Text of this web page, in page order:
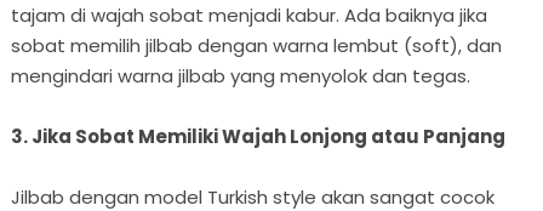
tajam di wajah sobat menjadi kabur. Ada baiknya jika
sobat memilih jilbab dengan warna lembut (soft), dan
mengindari warna jilbab yang menyolok dan tegas.
3. Jika Sobat Memiliki Wajah Lonjong atau Panjang
Jilbab dengan model Turkish style akan sangat cocok